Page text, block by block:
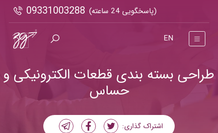
(پاسخگویی 24 ساعته) 09331003288
EN
طراحی بسته بندی قطعات الکترونیکی و
حساس
اشتراک گذاری: